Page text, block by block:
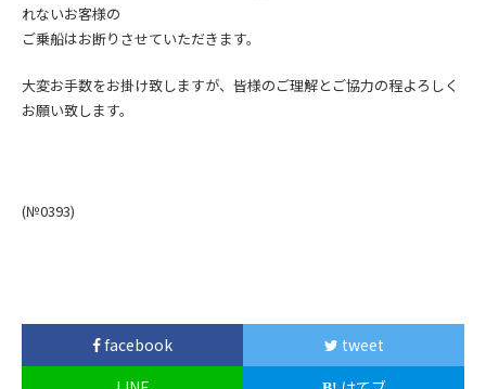
れないお客様の
ご乗船はお断りさせていただきます。
大変お手数をお掛け致しますが、皆様のご理解とご協力の程よろしく
お願い致します。
(№0393)
facebook
tweet